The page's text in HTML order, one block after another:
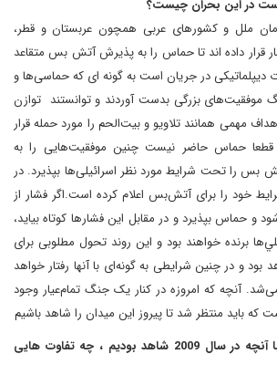
در این بحران چیست؟
ملل و کشورهای عربی همچون عربستان و قطر،
داده اند تا حماس را به پذیرش آتش بس متقاعد
در جریان است به گونه ای که حماسی‌ها و
موفقیت‌های بزرگی بدست آوردند و توانستند توازن
مهمی همانند تلاویو و بیت‌الحم را مورد حمله قرار
قطعا حماس حاضر نیست چنین موفقیت‌هایی را به
بس را تحت شرایط مورد نظر اسرائیلی‌ها بپذيرد. در
خود را برای آتش‌بس اعلام کرده‌ است.اگر فشار از
حماس بپذيرد و در مقابل این فشارها کوتاه بیاید،
برنده خواهند بود و این روند تحول مطلوبی برای
و در چنین شرایطی به گونه‌ای با آنها رفتار خواهد
آنچه که امروزه در کنار یک جنگ تمام‌عیار وجود
که باید منتظر شد تا پیروز این میدان را شاهد باشیم
جنگ نوامبر 2012 غزه با آنچه در سال 2009 شاهد بودیم ، چه تفاوت هایی